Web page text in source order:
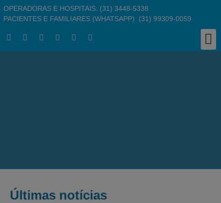
OPERADORAS E HOSPITAIS: (31) 3448-5338
PACIENTES E FAMILIARES (WHATSAPP): (31) 99309-0059
Últimas notícias